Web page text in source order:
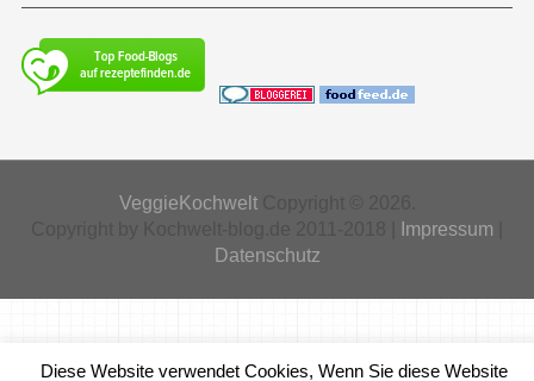
VeggieKochweltCopyright © 2026.
Impressum
Datenschutz
Diese Website verwendet Cookies, Wenn Sie diese Website